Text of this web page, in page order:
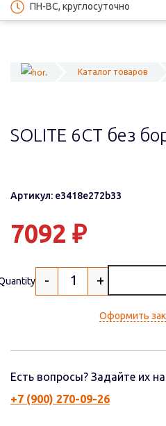
ПН-ВС, круглосуточно
Каталог товаров
SOLITE 6СТ без
Артикул: e3418e272b33
7092 ₽
- +
Оформить
Есть вопросы? Задайте их
+7 (900) 270-09-26